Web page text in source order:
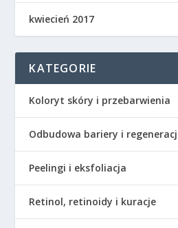
kwiecień 2017
KATEGORIE
Koloryt skóry i przebarwienia
Odbudowa bariery i
Peelingi i eksfoliacja
Retinol, retinoidy i kuracje